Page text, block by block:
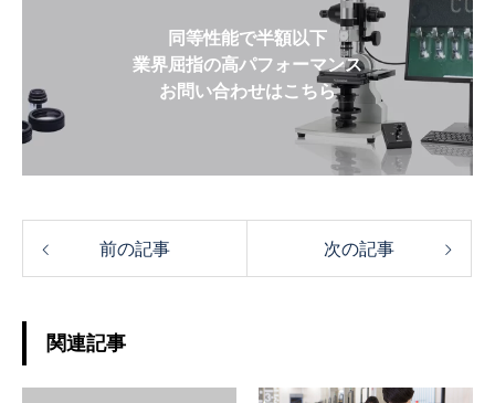
同等性能で半額以下
業界屈指の高パフォーマンス
お問い合わせはこちら
前の記事 次の記事
関連記事